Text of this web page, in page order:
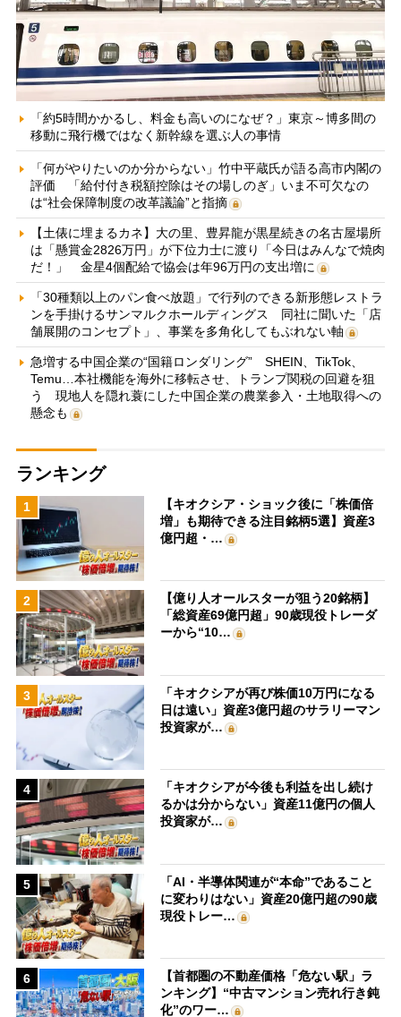
「約5時間かかるし、料金も高いのになぜ？」東京～博多間の
移動に飛行機ではなく新幹線を選ぶ人の事情
「何がやりたいのか分からない」竹中平蔵氏が語る高市内閣の
評価 「給付付き税額控除はその場しのぎ」いま不可欠なの
は“社会保障制度の改革議論”と指摘
【土俵に埋まるカネ】大の里、豊昇龍が黒星続きの名古屋場所
は「懸賞金2826万円」が下位力士に渡り「今日はみんなで焼肉
だ！」 金星4個配給で協会は年96万円の支出増に
「30種類以上のパン食べ放題」で行列のできる新形態レストラ
ンを手掛けるサンマルクホールディングス 同社に聞いた「店
舗展開のコンセプト」、事業を多角化してもぶれない軸
急増する中国企業の“国籍ロンダリング” SHEIN、TikTok、
Temu…本社機能を海外に移転させ、トランプ関税の回避を狙
う 現地人を隠れ蓑にした中国企業の農業参入・土地取得への
懸念も
ランキング
1
【キオクシア・ショック後に「株価倍
増」も期待できる注目銘柄5選】資産3
億円超・…
2
【億り人オールスターが狙う20銘柄】
「総資産69億円超」90歳現役トレーダ
ーから“10…
3
「キオクシアが再び株価10万円になる
日は遠い」資産3億円超のサラリーマン
投資家が…
4
「キオクシアが今後も利益を出し続け
るかは分からない」資産11億円の個人
投資家が…
5
「AI・半導体関連が“本命”であること
に変わりはない」資産20億円超の90歳
現役トレー…
6
【首都圏の不動産価格「危ない駅」ラ
ンキング】“中古マンション売れ行き鈍
化”のワー…